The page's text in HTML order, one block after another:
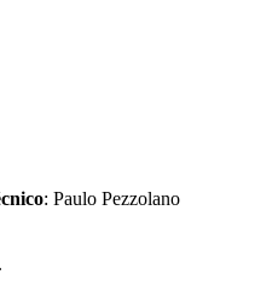
: Paulo Pezzolano